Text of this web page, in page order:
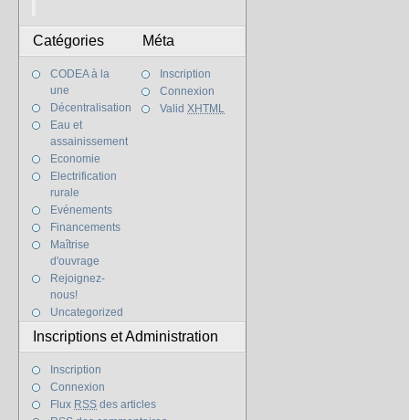
Catégories
CODEA à la
une
Décentralisation
Eau et
assainissement
Economie
Electrification
rurale
Evénements
Financements
Maîtrise
d'ouvrage
Rejoignez-
nous!
Uncategorized
Méta
Inscription
Connexion
Valid XHTML
Inscriptions et Administration
Inscription
Connexion
Flux RSS des articles